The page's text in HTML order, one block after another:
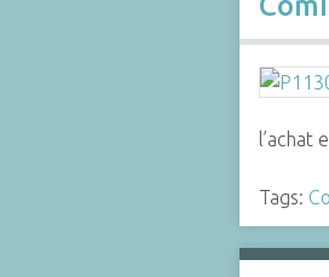
l’achat
Tags: